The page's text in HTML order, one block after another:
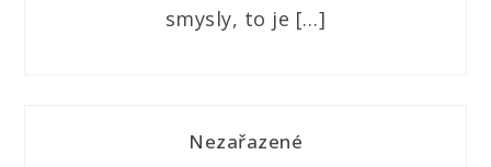
smysly, to je […]
Nezařazené